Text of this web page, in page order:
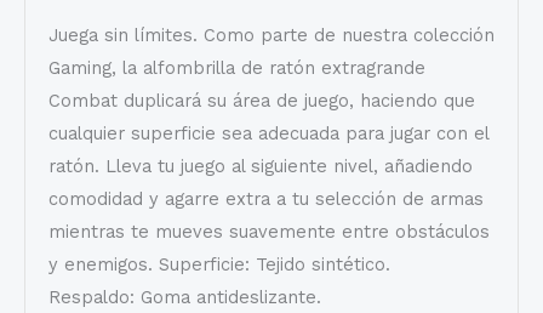
Juega sin límites. Como parte de nuestra colección
Gaming, la alfombrilla de ratón extragrande
Combat duplicará su área de juego, haciendo que
cualquier superficie sea adecuada para jugar con el
ratón. Lleva tu juego al siguiente nivel, añadiendo
comodidad y agarre extra a tu selección de armas
mientras te mueves suavemente entre obstáculos
y enemigos. Superficie: Tejido sintético.
Respaldo: Goma antideslizante.